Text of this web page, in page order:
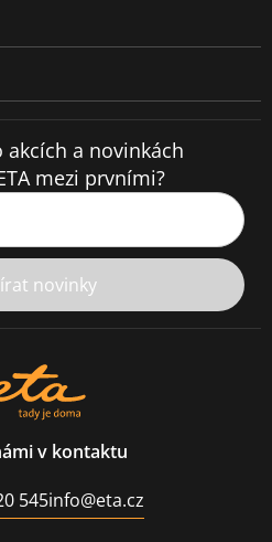
akcích a novinkách
mezi prvními?
novinky
v kontaktu
545info@eta.cz